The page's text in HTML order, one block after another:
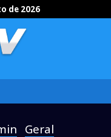
de 2026
Geral